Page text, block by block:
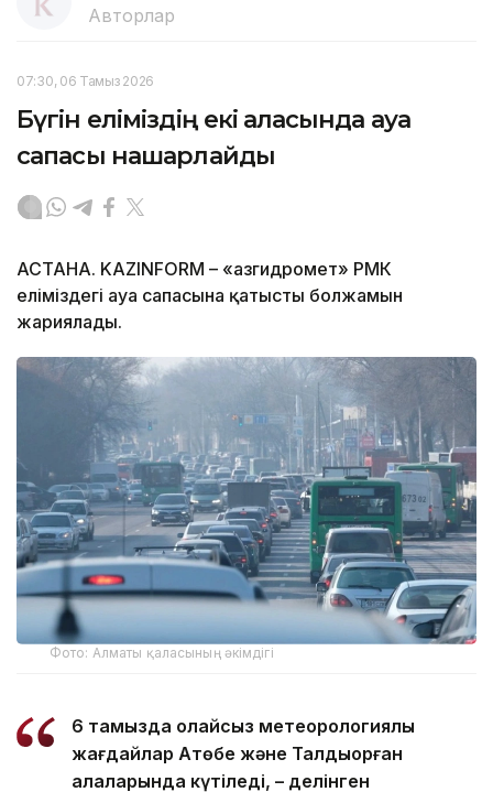
Авторлар
07:30, 06 Тамыз 2026
Бүгін еліміздің екі қаласында ауа
сапасы нашарлайды
АСТАНА. KAZINFORM – «Қазгидромет» РМК
еліміздегі ауа сапасына қатысты болжамын
жариялады.
Фото: Алматы қаласының әкімдігі
6 тамызда қолайсыз метеорологиялық
жағдайлар Ақтөбе және Талдықорған
қалаларында күтіледі, – делінген